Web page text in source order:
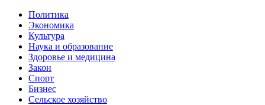
Политика
Экономика
Культура
Наука и образование
Здоровье и медицина
Закон
Спорт
Бизнес
Сельское хозяйство